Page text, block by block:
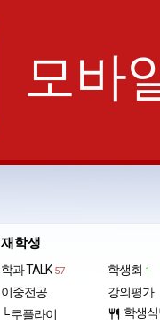
모바
재학생
학과 TALK 57
이중전공
└ 쿠플라이
학생회 1
강의평가
restaurant 학생